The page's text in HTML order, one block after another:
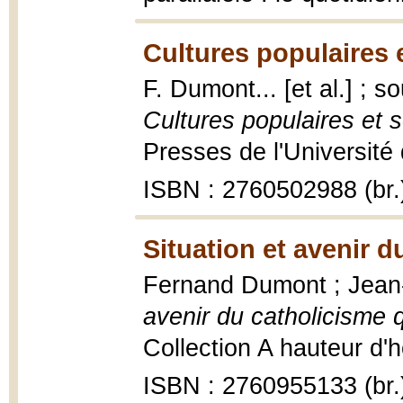
Cultures populaires
F. Dumont... [et al.] ;
Cultures populaires et
Presses de
ISBN : 2760502988
Situation et avenir
Fernand Dumont ;
avenir du catholicisme
Collection A hauteur
ISBN : 2760955133